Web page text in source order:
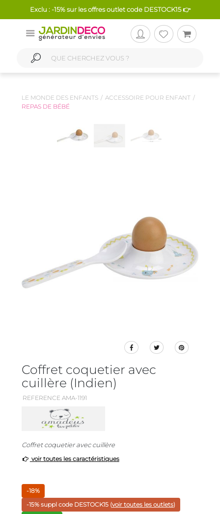
Exclu : -15% sur les offres outlet code DESTOCK15 👉
LE MONDE DES ENFANTS
ACCESSOIRE POUR ENFANT
REPAS DE BÉBÉ
Coffret coquetier avec
cuillère (Indien)
REFERENCE AMA-1191
Coffret coquetier avec cuillère
voir toutes les caractéristiques
-18%
-15% suppl code DESTOCK15 (voir toutes les outlets)